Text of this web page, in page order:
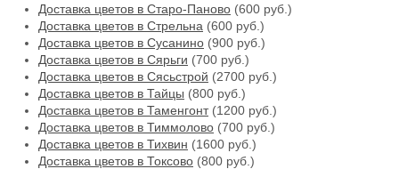
Доставка цветов в Старо-Паново (600 руб.)
Доставка цветов в Стрельна (600 руб.)
Доставка цветов в Сусанино (900 руб.)
Доставка цветов в Сярьги (700 руб.)
Доставка цветов в Сясьстрой (2700 руб.)
Доставка цветов в Тайцы (800 руб.)
Доставка цветов в Таменгонт(1200 руб.)
Доставка цветов в Тиммолово (700 руб.)
Доставка цветов в Тихвин (1600 руб.)
Доставка цветов в Токсово (800 руб.)